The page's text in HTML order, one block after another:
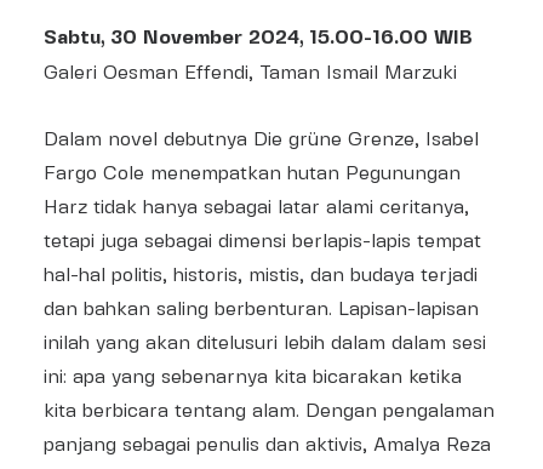
Sabtu, 30 November 2024, 15.00-16.00 WIB
Galeri Oesman Effendi, Taman Ismail Marzuki
Dalam novel debutnya Die grüne Grenze, Isabel
Fargo Cole menempatkan hutan Pegunungan
Harz tidak hanya sebagai latar alami ceritanya,
tetapi juga sebagai dimensi berlapis-lapis tempat
hal-hal politis, historis, mistis, dan budaya terjadi
dan bahkan saling berbenturan. Lapisan-lapisan
inilah yang akan ditelusuri lebih dalam dalam sesi
ini: apa yang sebenarnya kita bicarakan ketika
kita berbicara tentang alam. Dengan pengalaman
panjang sebagai penulis dan aktivis, Amalya Reza